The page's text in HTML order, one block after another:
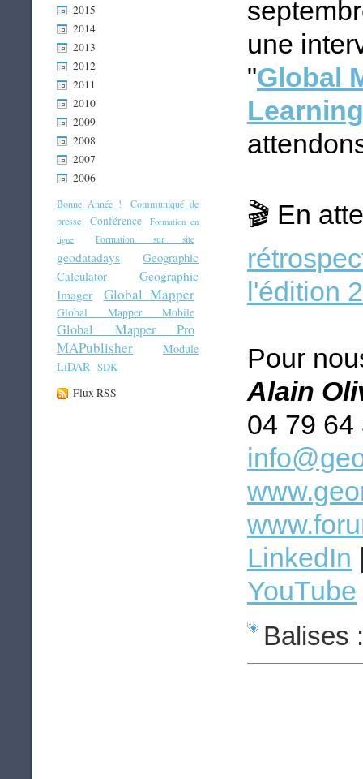
2015
2014
2013
2012
2011
2010
2009
2008
2007
2006
Bonne Année !
Communiqué de
presse
Conférence
Formation en
ligne
Formation sur site
geodatadays
Geographic
Calculator
Geographic
Imager
Global Mapper
Global Mapper Mobile
Global Mapper Pro
MAPublisher
Module
LiDAR SDK
Flux RSS
une
"Global
Learning
🎬 En
l'édition
Pour
Alain
04 79 64
LinkedIn
YouTube
Balises